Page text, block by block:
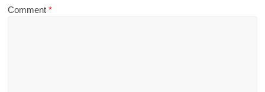
Comment*